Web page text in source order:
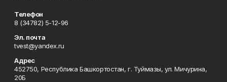
Телефон
8 (34782) 5-12-96
Эл. почта
tvest@yandex.ru
Адрес
452750, Республика Башкортостан, г. Туймазы, ул. Мичурина,
20Б